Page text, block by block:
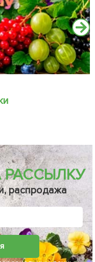
распродажа